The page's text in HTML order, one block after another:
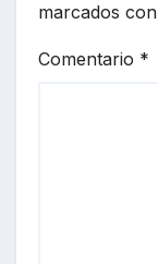
marcados con
Comentario *